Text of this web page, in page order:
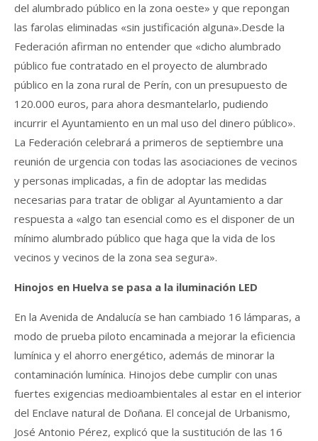
del alumbrado público en la zona oeste» y que repongan
las farolas eliminadas «sin justificación alguna».Desde la
Federación afirman no entender que «dicho alumbrado
público fue contratado en el proyecto de alumbrado
público en la zona rural de Perín, con un presupuesto de
120.000 euros, para ahora desmantelarlo, pudiendo
incurrir el Ayuntamiento en un mal uso del dinero público».
La Federación celebrará a primeros de septiembre una
reunión de urgencia con todas las asociaciones de vecinos
y personas implicadas, a fin de adoptar las medidas
necesarias para tratar de obligar al Ayuntamiento a dar
respuesta a «algo tan esencial como es el disponer de un
mínimo alumbrado público que haga que la vida de los
vecinos y vecinos de la zona sea segura».
Hinojos en Huelva se pasa a la iluminación LED
En la Avenida de Andalucía se han cambiado 16 lámparas, a
modo de prueba piloto encaminada a mejorar la eficiencia
lumínica y el ahorro energético, además de minorar la
contaminación lumínica. Hinojos debe cumplir con unas
fuertes exigencias medioambientales al estar en el interior
del Enclave natural de Doñana. El concejal de Urbanismo,
José Antonio Pérez, explicó que la sustitución de las 16